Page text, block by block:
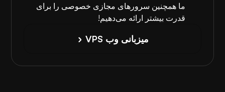
ما همچنین سرورهای مجازی خصوصی را برای
قدرت بیشتر ارائه می‌دهیم!
میزبانی وب VPS